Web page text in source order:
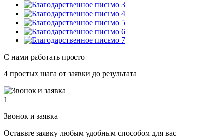
С нами работать просто
4 простых шага от заявки до результата
1
Звонок и заявка
Оставьте заявку любым удобным способом для вас